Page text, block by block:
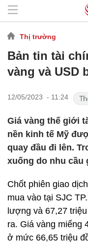
Thị trường
Bản tin tài
vàng và USD
12/05/2023 - 11:24
Giá vàng thế giới
nền kinh tế Mỹ
quay đầu đi lên.
xuống do nhu cầu
Chốt phiên giao
mua vào tại SJC
lượng và 67,27
ra. Giá vàng miếng
ở mức 66,65 triệu